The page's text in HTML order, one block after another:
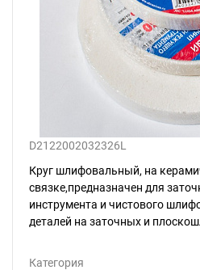
D2122002032326L
Круг шлифовальный, на
связке,предназначен для
инструмента и чистового
деталей на заточных и
Категория